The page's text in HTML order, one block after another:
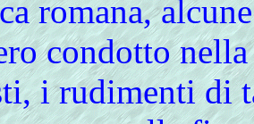
romana,
condotto
i rudimenti di